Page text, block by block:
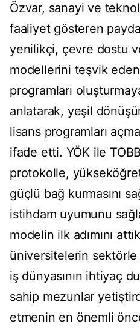
Özvar, sanayi ve
faaliyet gösteren
yenilikçi, çevre dostu
modellerini teşvik
programları
anlatarak, yeşil
lisans programları açma
ifade etti. YÖK ile
protokolle,
güçlü bağ kurmasını
istihdam uyumunu
modelin ilk adımını
üniversitelerin
iş dünyasının ihtiyaç
sahip mezunlar
etmenin en önemli